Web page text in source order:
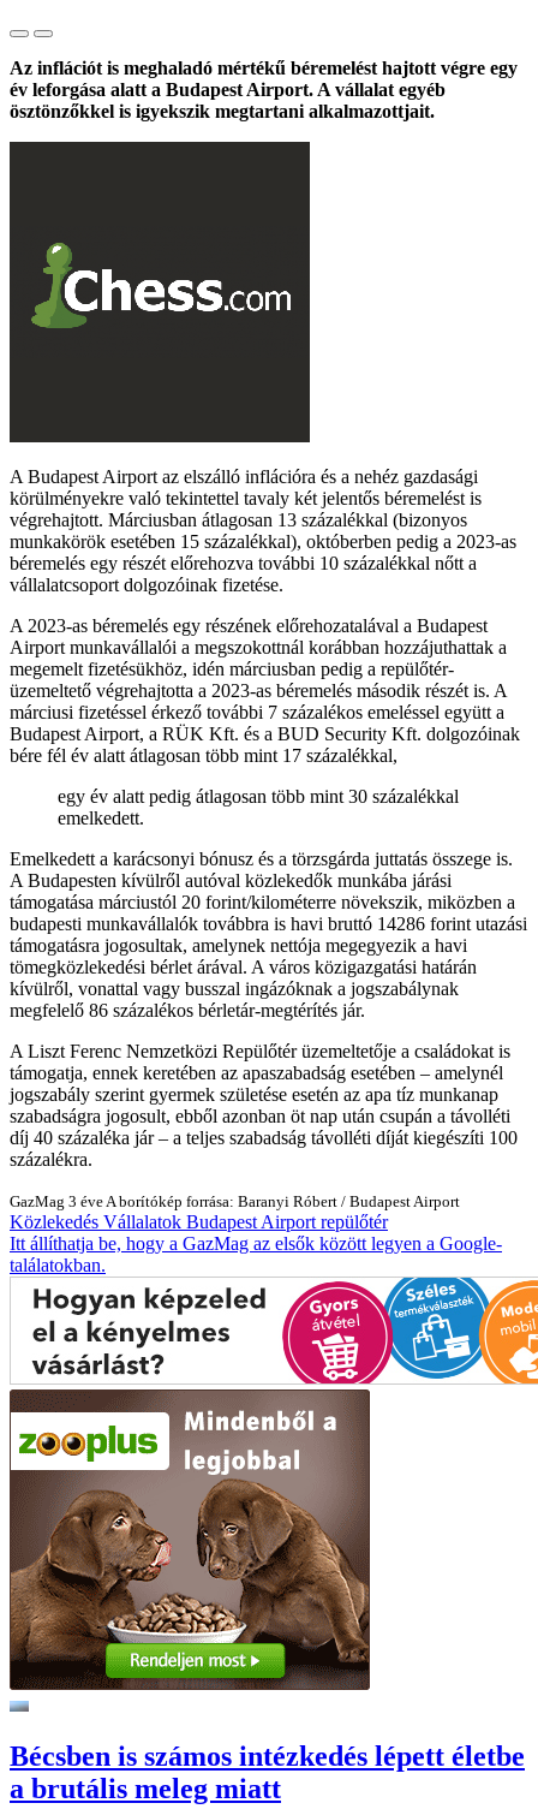
Az inflációt is meghaladó mértékű béremelést hajtott végre egy
év leforgása alatt a Budapest Airport. A vállalat egyéb
ösztönzőkkel is igyekszik megtartani alkalmazottjait.
A Budapest Airport az elszálló inflációra és a nehéz gazdasági
körülményekre való tekintettel tavaly két jelentős béremelést is
végrehajtott. Márciusban átlagosan 13 százalékkal (bizonyos
munkakörök esetében 15 százalékkal), októberben pedig a 2023-as
béremelés egy részét előrehozva további 10 százalékkal nőtt a
vállalatcsoport dolgozóinak fizetése.
A 2023-as béremelés egy részének előrehozatalával a Budapest
Airport munkavállalói a megszokottnál korábban hozzájuthattak a
megemelt fizetésükhöz, idén márciusban pedig a repülőtér-
üzemeltető végrehajtotta a 2023-as béremelés második részét is. A
márciusi fizetéssel érkező további 7 százalékos emeléssel együtt a
Budapest Airport, a RÜK Kft. és a BUD Security Kft. dolgozóinak
bére fél év alatt átlagosan több mint 17 százalékkal,
egy év alatt pedig átlagosan több mint 30 százalékkal
emelkedett.
Emelkedett a karácsonyi bónusz és a törzsgárda juttatás összege is.
A Budapesten kívülről autóval közlekedők munkába járási
támogatása márciustól 20 forint/kilométerre növekszik, miközben a
budapesti munkavállalók továbbra is havi bruttó 14286 forint utazási
támogatásra jogosultak, amelynek nettója megegyezik a havi
tömegközlekedési bérlet árával. A város közigazgatási határán
kívülről, vonattal vagy busszal ingázóknak a jogszabálynak
megfelelő 86 százalékos bérletár-megtérítés jár.
A Liszt Ferenc Nemzetközi Repülőtér üzemeltetője a családokat is
támogatja, ennek keretében az apaszabadság esetében – amelynél
jogszabály szerint gyermek születése esetén az apa tíz munkanap
szabadságra jogosult, ebből azonban öt nap után csupán a távolléti
díj 40 százaléka jár – a teljes szabadság távolléti díját kiegészíti 100
százalékra.
GazMag 3 éve A borítókép forrása: Baranyi Róbert / Budapest Airport
Közlekedés Vállalatok Budapest Airport repülőtér
Itt állíthatja be, hogy a GazMag az elsők között legyen a Google-
találatokban.
Bécsben is számos intézkedés lépett életbe
a brutális meleg miatt